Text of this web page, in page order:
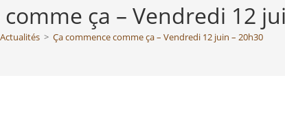
ça – Vendredi 12
Actualités > Ça commence comme ça – Vendredi 12 juin – 20h30